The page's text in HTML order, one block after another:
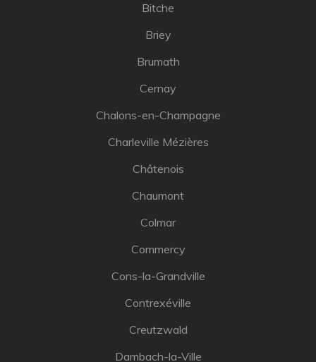
Bitche
Briey
Brumath
Cernay
Chalons-en-Champagne
Charleville Mézières
Châtenois
Chaumont
Colmar
Commercy
Cons-la-Grandville
Contrexéville
Creutzwald
Dambach-la-Ville